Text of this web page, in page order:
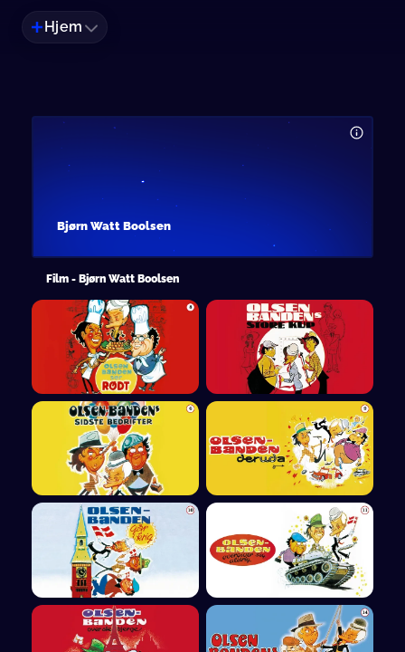
Hjem
Bjørn Watt Boolsen
Film - Bjørn Watt Boolsen